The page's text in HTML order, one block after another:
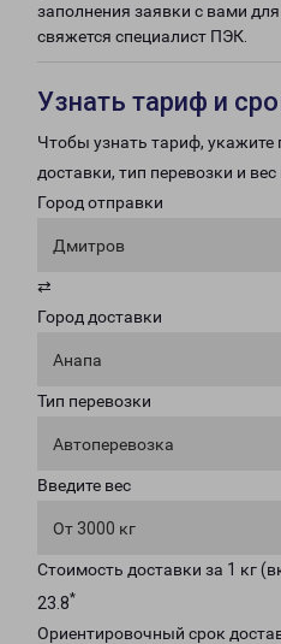
заполнения заявки с вами
свяжется специалист ПЭК.
Узнать тариф и
Чтобы узнать тариф, укажите
доставки, тип перевозки и вес
Город отправки
Дмитров
⇄
Город доставки
Анапа
Тип перевозки
Автоперевозка
Введите вес
От 3000 кг
Стоимость доставки за 1 кг
23.8*
Ориентировочный срок